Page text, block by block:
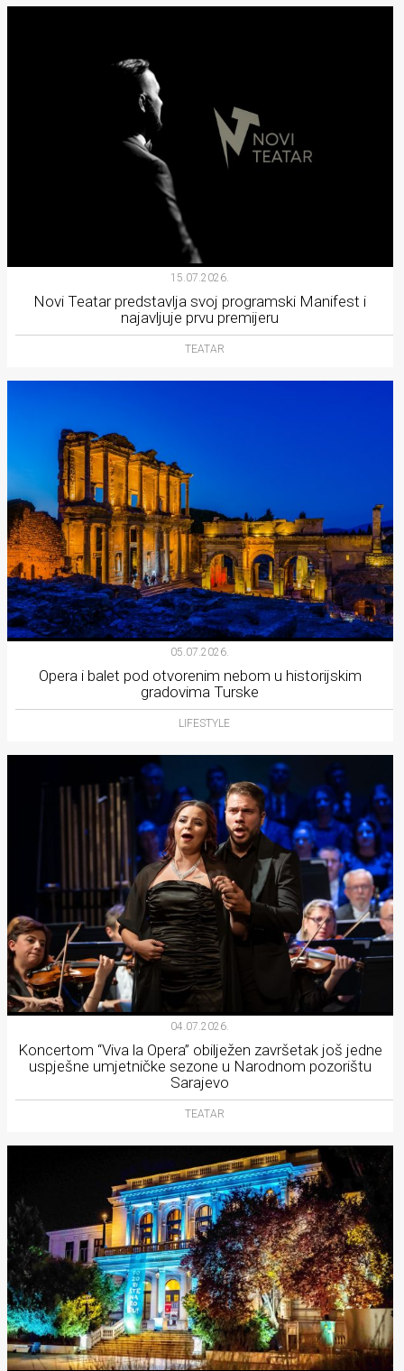
15.07.2026.
Novi Teatar predstavlja svoj programski Manifest i
najavljuje prvu premijeru
TEATAR
05.07.2026.
Opera i balet pod otvorenim nebom u historijskim
gradovima Turske
LIFESTYLE
04.07.2026.
Koncertom “Viva la Opera” obilježen završetak još jedne
uspješne umjetničke sezone u Narodnom pozorištu
Sarajevo
TEATAR